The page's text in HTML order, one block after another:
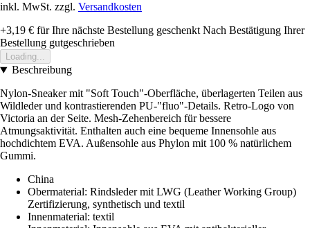
inkl. MwSt. zzgl. Versandkosten
+3,19 € für Ihre nächste Bestellung geschenkt Nach Bestätigung Ihrer
Bestellung gutgeschrieben
Loading...
Beschreibung
Nylon-Sneaker mit "Soft Touch"-Oberfläche, überlagerten Teilen aus
Wildleder und kontrastierenden PU-"fluo"-Details. Retro-Logo von
Victoria an der Seite. Mesh-Zehenbereich für bessere
Atmungsaktivität. Enthalten auch eine bequeme Innensohle aus
hochdichtem EVA. Außensohle aus Phylon mit 100 % natürlichem
Gummi.
China
Obermaterial: Rindsleder mit LWG (Leather Working Group)
Zertifizierung, synthetisch und textil
Innenmaterial: textil